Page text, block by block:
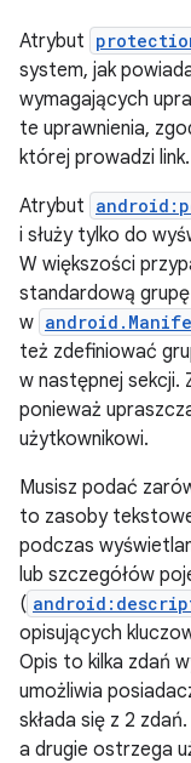
Atrybut
system, jak
wymagających
te uprawnienia,
której prowadzi link.
Atrybut
i służy tylko do
W większości
standardową
w
też zdefiniować
w następnej sekcji.
ponieważ
użytkownikowi.
Musisz podać
to zasoby
podczas
lub szczegółów
(
opisujących
Opis to kilka zdań
umożliwia
składa się z 2
a drugie ostrzega